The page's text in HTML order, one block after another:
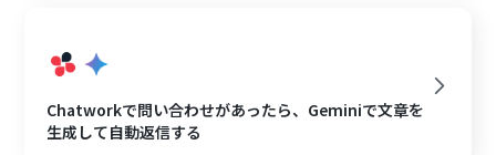
Chatworkで問い合わせがあったら、Geminiで文章を
生成して自動返信する